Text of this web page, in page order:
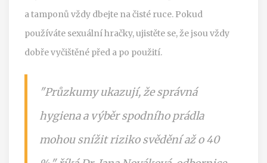
a tamponů vždy dbejte na čisté ruce. Pokud
používáte sexuální hračky, ujistěte se, že jsou vždy
dobře vyčištěné před a po použití.
"Průzkumy ukazují, že správná
hygiena a výběr spodního prádla
mohou snížit riziko svědění až o 40